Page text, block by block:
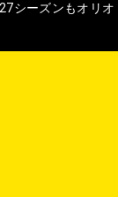
シーズンもオリオ